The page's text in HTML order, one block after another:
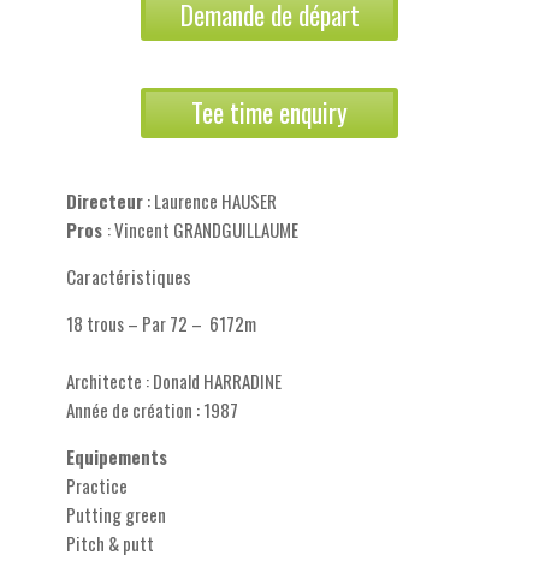
Demande de départ
Tee time enquiry
Directeur: Laurence HAUSER
Pros : Vincent GRANDGUILLAUME
Caractéristiques
18 trous – Par 72 – 6172m
Architecte : Donald HARRADINE
Année de création : 1987
Equipements
Practice
Putting green
Pitch & putt